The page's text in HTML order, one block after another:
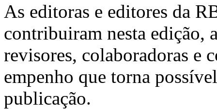
As editoras e editores da
contribuiram nesta edição,
revisores, colaboradoras e
empenho que torna
publicação.